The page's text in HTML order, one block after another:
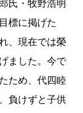
氏・牧野浩明
標に掲げた
、現在では榮
ました。今で
ため、代四睦
負けずと子供